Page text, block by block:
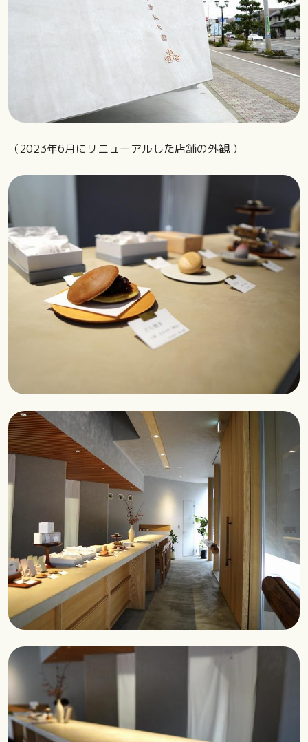
（2023年6月にリニューアルした店舗の外観 ）